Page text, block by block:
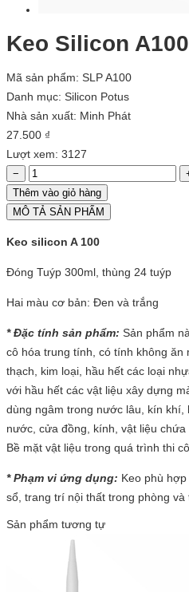
Keo Silicon A100
Mã sản phẩm: SLP A100
Danh mục: Silicon Potus
Nhà sản xuất: Minh Phát
27.500 ₫
Lượt xem: 3127
−
Thêm vào giỏ hàng
MÔ TẢ SẢN PHẨM
Keo silicon A 100
Đóng Tuýp 300ml, thùng 24 tuýp
Hai màu cơ bản: Đen và trắng
* Đặc tính sản phẩm: Sản phẩm
cô hóa trung tính, có tính không ăn
thạch, kim loại, hầu hết các loại
với hầu hết các vật liệu xây dựng
dùng ngâm trong nước lâu, kín khí,
nước, cửa đồng, kính, vật liệu
Bề mặt vật liệu trong quá trình thi
* Phạm vi ứng dụng: Keo phù
sổ, trang trí nội thất trong phòng và
Sản phẩm tương tự